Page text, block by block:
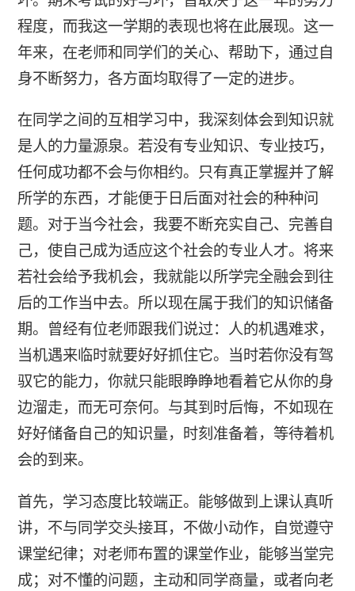
程度，而我这一学期的表现也将在此展现。这一
年来，在老师和同学们的关心、帮助下，通过自
身不断努力，各方面均取得了一定的进步。
在同学之间的互相学习中，我深刻体会到知识就
是人的力量源泉。若没有专业知识、专业技巧，
任何成功都不会与你相约。只有真正掌握并了解
所学的东西，才能便于日后面对社会的种种问
题。对于当今社会，我要不断充实自己、完善自
己，使自己成为适应这个社会的专业人才。将来
若社会给予我机会，我就能以所学完全融会到往
后的工作当中去。所以现在属于我们的知识储备
期。曾经有位老师跟我们说过：人的机遇难求，
当机遇来临时就要好好抓住它。当时若你没有驾
驭它的能力，你就只能眼睁睁地看着它从你的身
边溜走，而无可奈何。与其到时后悔，不如现在
好好储备自己的知识量，时刻准备着，等待着机
会的到来。
首先，学习态度比较端正。能够做到上课认真听
讲，不与同学交头接耳，不做小动作，自觉遵守
课堂纪律；对老师布置的课堂作业，能够当堂完
成；对不懂的问题，主动和同学商量，或者向老